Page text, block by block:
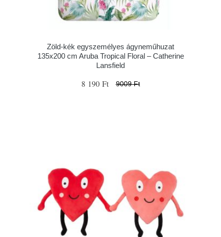
Zöld-kék egyszemélyes ágyneműhuzat
135x200 cm Aruba Tropical Floral – Catherine
Lansfield
8 190 Ft 9009 Ft